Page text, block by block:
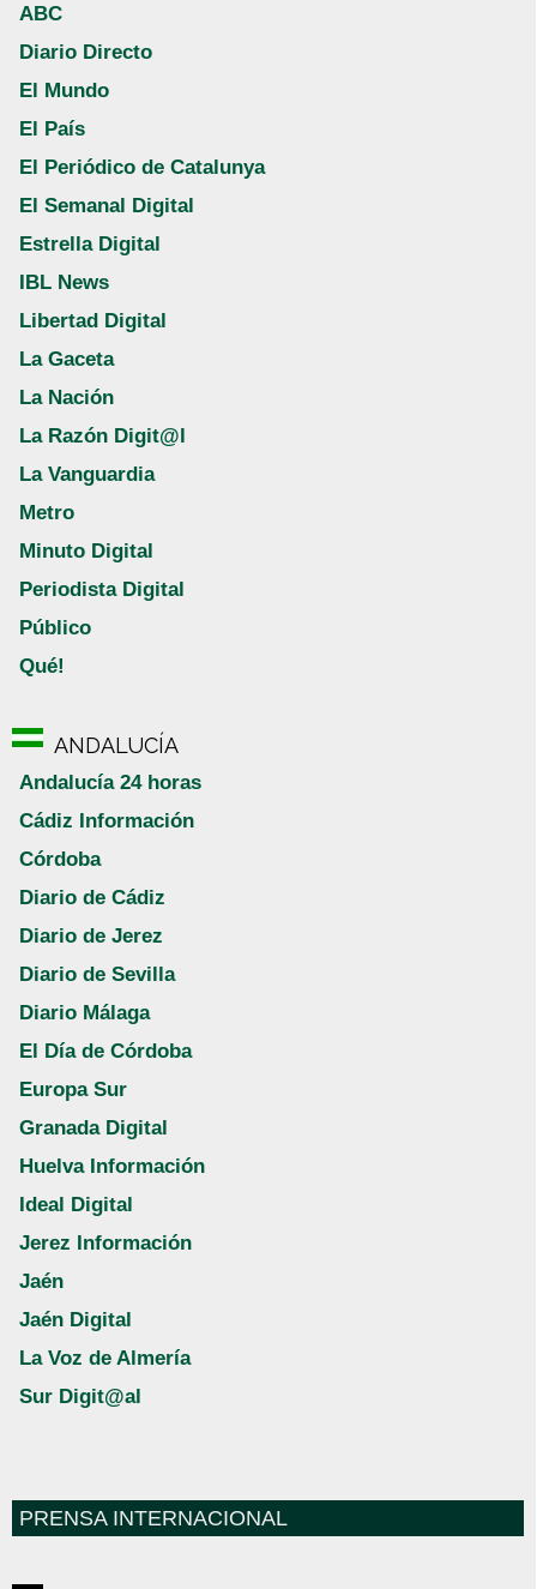
ABC
Diario Directo
El Mundo
El País
El Periódico de Catalunya
El Semanal Digital
Estrella Digital
IBL News
Libertad Digital
La Gaceta
La Nación
La Razón Digit@l
La Vanguardia
Metro
Minuto Digital
Periodista Digital
Público
Qué!
ANDALUCÍA
Andalucía 24 horas
Cádiz Información
Córdoba
Diario de Cádiz
Diario de Jerez
Diario de Sevilla
Diario Málaga
El Día de Córdoba
Europa Sur
Granada Digital
Huelva Información
Ideal Digital
Jerez Información
Jaén
Jaén Digital
La Voz de Almería
Sur Digit@al
PRENSA INTERNACIONAL